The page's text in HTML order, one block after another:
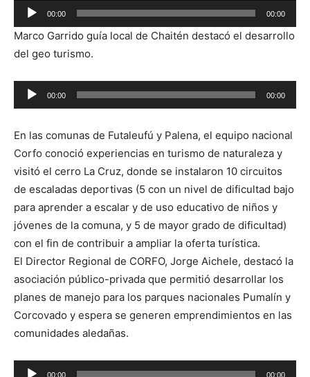
Reproductor
de
audio
00:00 00:00
Marco Garrido guía local de Chaitén destacó el desarrollo
del geo turismo.
Reproductor
de
00:00 00:00
En las comunas de Futaleufú y Palena, el equipo nacional
Corfo conoció experiencias en turismo de naturaleza y
visitó el cerro La Cruz, donde se instalaron 10 circuitos
de escaladas deportivas (5 con un nivel de dificultad bajo
para aprender a escalar y de uso educativo de niños y
jóvenes de la comuna, y 5 de mayor grado de dificultad)
con el fin de contribuir a ampliar la oferta turística.
El Director Regional de CORFO, Jorge Aichele, destacó la
asociación público-privada que permitió desarrollar los
planes de manejo para los parques nacionales Pumalín y
Corcovado y espera se generen emprendimientos en las
comunidades aledañas.
Reproductor
00:00 00:00